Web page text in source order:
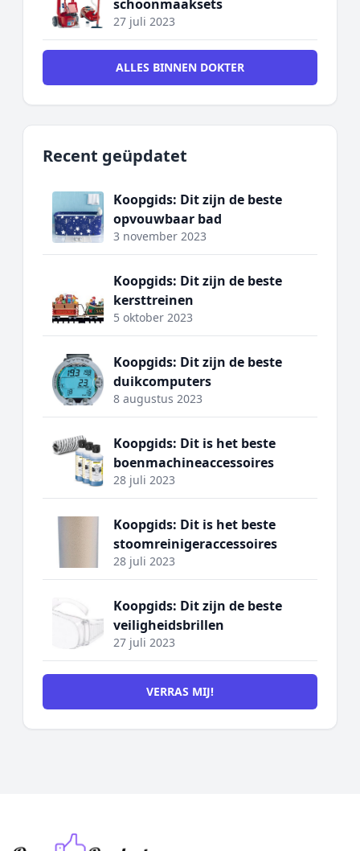
schoonmaaksets
27 juli 2023
ALLES BINNEN DOKTER
Recent geüpdatet
Koopgids: Dit zijn de beste
opvouwbaar bad
3 november 2023
Koopgids: Dit zijn de beste
kersttreinen
5 oktober 2023
Koopgids: Dit zijn de beste
duikcomputers
8 augustus 2023
Koopgids: Dit is het beste
boenmachineaccessoires
28 juli 2023
Koopgids: Dit is het beste
stoomreinigeraccessoires
28 juli 2023
Koopgids: Dit zijn de beste
veiligheidsbrillen
27 juli 2023
VERRAS MIJ!